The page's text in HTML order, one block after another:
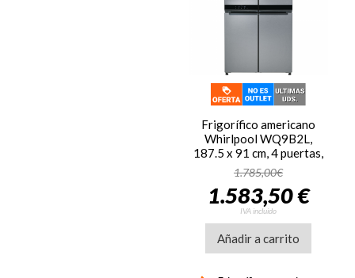
Frigorífico americano
Whirlpool WQ9B2L,
187.5 x 91 cm, 4 puertas,
No Frost, inox
1.785,00€
1.583,50 €
IVA incluido
Añadir a carrito